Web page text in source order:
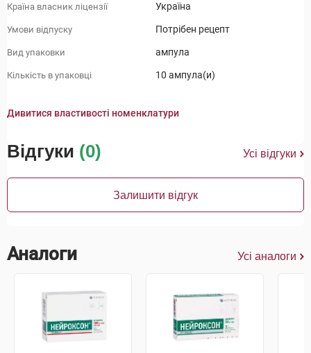
Країна власник ліцензії Україна
Умови відпуску Потрібен рецепт
Вид упаковки ампула
Кількість в упаковці 10 ампула(и)
Дивитися властивості номенклатури
Відгуки (0) Усі відгуки
Залишити відгук
Аналоги Усі аналоги